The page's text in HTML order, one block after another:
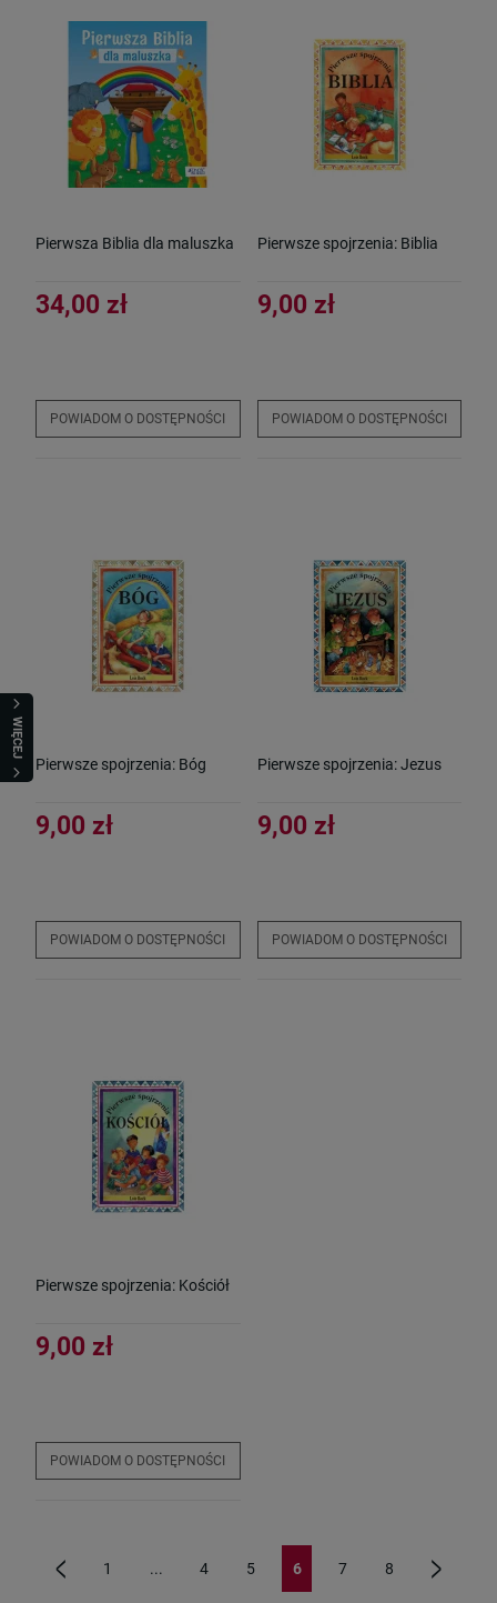
WIĘCEJ
Pierwsza Biblia dla maluszka
34,00 zł
POWIADOM O DOSTĘPNOŚCI
Pierwsze spojrzenia: Biblia
9,00 zł
POWIADOM O DOSTĘPNOŚCI
Pierwsze spojrzenia: Bóg
9,00 zł
POWIADOM O DOSTĘPNOŚCI
Pierwsze spojrzenia: Jezus
9,00 zł
POWIADOM O DOSTĘPNOŚCI
Pierwsze spojrzenia: Kościół
9,00 zł
POWIADOM O DOSTĘPNOŚCI
1 ... 4 5 6 7 8